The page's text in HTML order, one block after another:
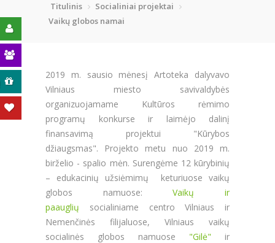
Titulinis
Socialiniai projektai
Vaikų globos namai
2019 m. sausio mėnesį Artoteka dalyvavo
Vilniaus miesto savivaldybės
organizuojamame Kultūros rėmimo
programų konkurse ir laimėjo dalinį
finansavimą projektui "Kūrybos
džiaugsmas". Projekto metu nuo 2019 m.
birželio - spalio mėn. Surengėme 12 kūrybinių
– edukacinių užsiėmimų keturiuose vaikų
globos namuose:Vaikų ir
paauglių socialiniame centro Vilniaus ir
Nemenčinės filijaluose, Vilniaus vaikų
socialinės globos namuose "Gilė" ir